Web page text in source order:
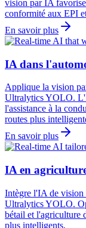
vision par IA
conformité aux EPI
En savoir plus
IA dans
Applique la vision
Ultralytics YOLO.
l'assistance à la
routes plus
En savoir plus
IA en
Intègre l'IA de vision
Ultralytics YOLO.
bétail et l'agriculture
plus intelligents.